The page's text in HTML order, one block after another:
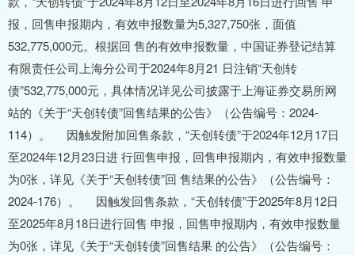
报，回售申报期内，有效申报数量为5,327,750张，面值
532,775,000元。根据回 售的有效申报数量，中国证券登记结算
有限责任公司上海分公司于2024年8月21 日注销“天创转
债”532,775,000元，具体情况详见公司披露于上海证券交易所网
站的《关于“天创转债”回售结果的公告》（公告编号：2024-
114）。 因触发附加回售条款，“天创转债”于2024年12月17日
至2024年12月23日进 行回售申报，回售申报期内，有效申报数量
为0张，详见《关于“天创转债”回 售结果的公告》（公告编号：
2024-176）。 因触发回售条款，“天创转债”于2025年8月12日
至2025年8月18日进行回售 申报，回售申报期内，有效申报数量
为0张，详见《关于“天创转债”回售结果 的公告》（公告编号：